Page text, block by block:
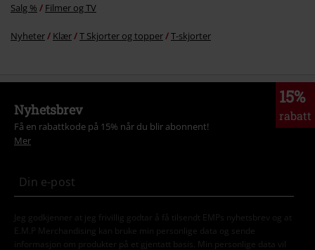
Salg % Filmer og TV
Nyheter Klær T Skjorter og topper T-skjorter
15%
rabatt
Nyhetsbrev
Få en rabattkode på 15% når du blir abonnent!
Mer
Jeg godkjenner at jeg frivillig godtar å få tilsendt EMPs nyhetsbrev og at
E.M.P Merchandising kan bruke min personlige data og sende
informasjon om produkter på et gjentatt basis. Min personlige data vil